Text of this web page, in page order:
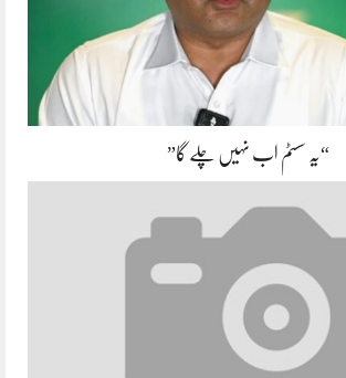
“یہ سسٹم اب نہیں چلے گا”